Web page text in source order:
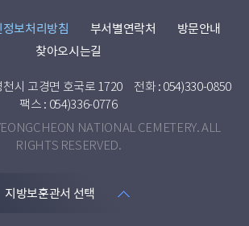
보처리방침 부서별연락처
방문안내
찾아오시는길
시 고경면 호국로 1720
전화 : 054)330-0850
팩스 : 054)336-0776
NATIONAL CEMETERY. ALL
RIGHTS RESERVED.
지방보훈관서 선택